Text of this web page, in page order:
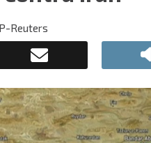
Reuters